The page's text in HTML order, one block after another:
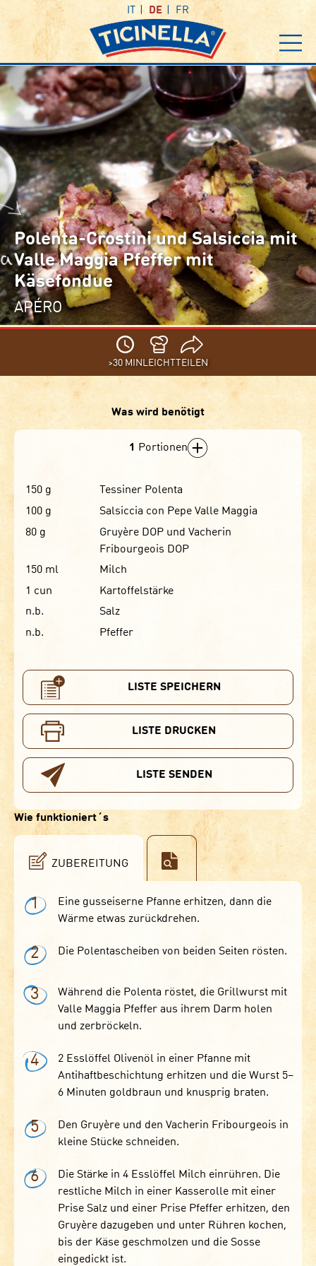
IT DE FR
Polenta-Crostini und Salsiccia mit
Valle Maggia Pfeffer mit
Käsefondue
APÉRO
>30 MIN LEICHT TEILEN
Was wird benötigt
1 Portionen
150 g
Tessiner Polenta
100 g
Salsiccia con Pepe Valle Maggia
80 g
Gruyère DOP und Vacherin
Fribourgeois DOP
150 ml
Milch
1 cun
Kartoffelstärke
n.b.
Salz
n.b.
Pfeffer
LISTE SPEICHERN
LISTE DRUCKEN
LISTE SENDEN
Wie funktioniert´s
ZUBEREITUNG
1
Eine gusseiserne Pfanne erhitzen, dann die
Wärme etwas zurückdrehen.
2 Die Polentascheiben von beiden Seiten rösten.
3
Während die Polenta röstet, die Grillwurst mit
Valle Maggia Pfeffer aus ihrem Darm holen
und zerbröckeln.
4
2 Esslöffel Olivenöl in einer Pfanne mit
Antihaftbeschichtung erhitzen und die Wurst 5–
6 Minuten goldbraun und knusprig braten.
5
Den Gruyère und den Vacherin Fribourgeois in
kleine Stücke schneiden.
6
Die Stärke in 4 Esslöffel Milch einrühren. Die
restliche Milch in einer Kasserolle mit einer
Prise Salz und einer Prise Pfeffer erhitzen, den
Gruyère dazugeben und unter Rühren kochen,
bis der Käse geschmolzen und die Sosse
eingedickt ist.